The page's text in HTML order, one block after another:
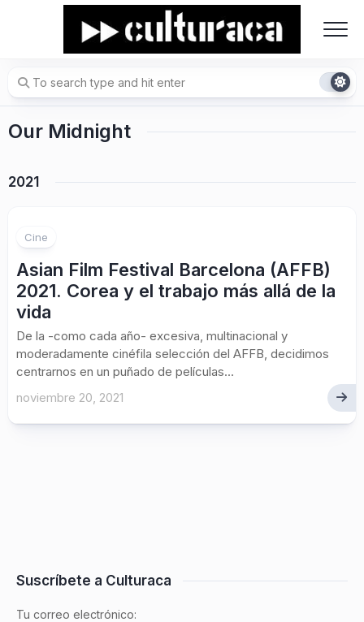
Our Midnight
2021
Cine
Asian Film Festival Barcelona (AFFB)
2021. Corea y el trabajo más allá de la
vida
De la -como cada año- excesiva, multinacional y
moderadamente cinéfila selección del AFFB, decidimos
centrarnos en un puñado de películas...
noviembre 20, 2021
Suscríbete a Culturaca
Tu correo electrónico: